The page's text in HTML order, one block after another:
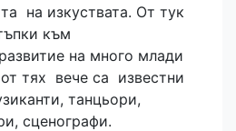
на изкуствата. От тук
към
на много млади
тях вече са известни
танцьори,
сценографи.